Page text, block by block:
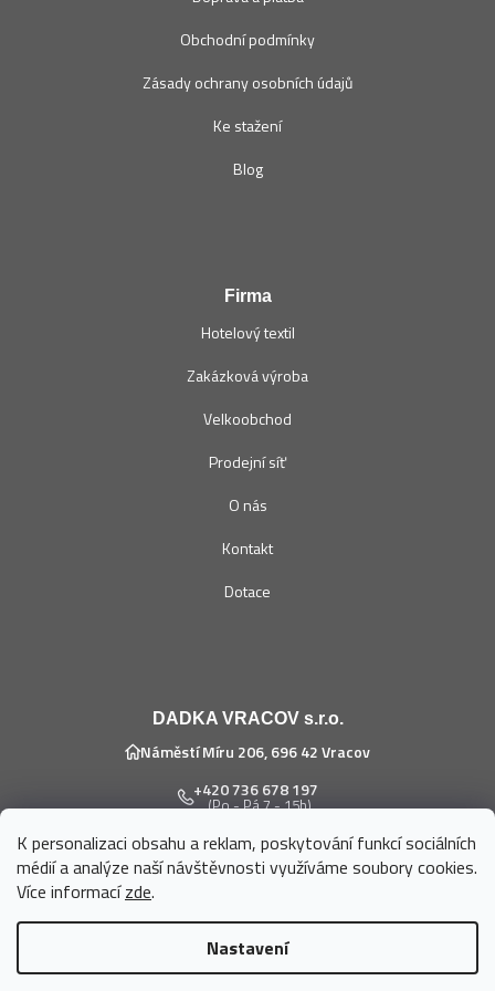
K personalizaci obsahu a reklam, poskytování funkcí sociálních
médií a analýze naší návštěvnosti využíváme soubory cookies.
Více informacízde.
Nastavení
Obchodní podmínky
Zásady ochrany osobních údajů
Ke stažení
Blog
Firma
Hotelový textil
Zakázková výroba
Velkoobchod
Prodejní síť
O nás
Kontakt
Dotace
DADKA VRACOV s.r.o.
Náměstí Míru 206, 696 42 Vracov
+420 736 678 197
(Po - Pá 7 - 15h)
eshop@dadka.cz